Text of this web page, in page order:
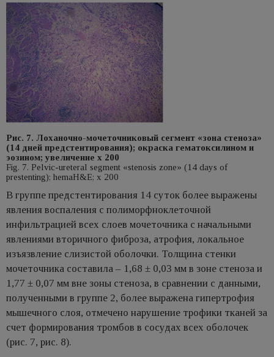
Рис. 7. Лоханочно-мочеточниковый сегмент «зона стеноза»
(14 дней предстентирования); окраска гематоксилином и
эозином; увеличение х 200
Fig. 7. Pelvic-ureteral segment «stenosis zone» (14 days of
prestenting); hemaH&E; x 200
В группе предстентирования 14 суток более выражены
явления воспаления с полиморфноклеточной
инфильтрацией всех слоев мочеточника с начальными
явлениями вторичного фиброза, атрофия, локальное
изъязвление слизистой оболочки. Толщина стенки
мочеточника составила – 1,68 ± 0,03 мм в зоне стеноза и
1,77 ± 0,07 мм вне зоны стеноза, в сравнении с данными,
полученными в группе 2, более выражена гипертрофия
мышечного слоя, отмечено нарушение трофики тканей за
счет формирования тромбов в сосудах всех оболочек
(рис. 7, рис. 8).